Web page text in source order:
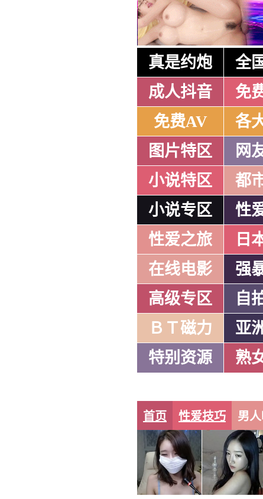
真是约炮 全
成人抖音
免
免费AV
各
图片特区
网
小说特区
都
小说专区
性
性爱之旅
日
在线电影
强
高级专区
自
ＢＴ磁力
亚
特别资源
熟
首页 性爱技巧 男